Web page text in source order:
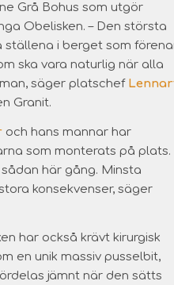
Grå Bohus som utgör
Obelisken. – Den största
i berget som
ska vara naturlig när alla
säger platschef
Granit.
och hans mannar har
som monterats på plats.
här gång. Minsta
konsekvenser, säger
har också krävt kirurgisk
en unik massiv pusselbit,
jämnt när den sätts